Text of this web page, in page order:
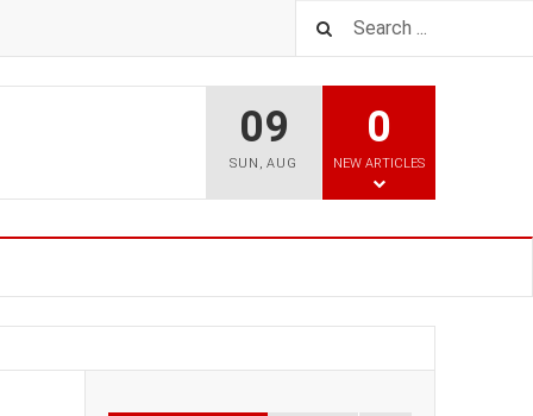
09
SUN ,AUG
0
NEW ARTICLES